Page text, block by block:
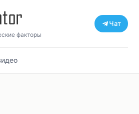
факторы
Чат